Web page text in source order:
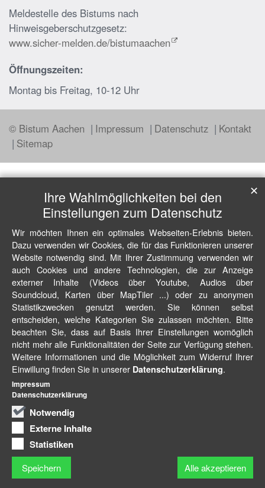
Meldestelle des Bistums nach
Hinweisgeberschutzgesetz:
www.sicher-melden.de/bistumaachen
Öffnungszeiten:
Montag bis Freitag, 10-12 Uhr
© Bistum Aachen Impressum Datenschutz
Kontakt
Sitemap
Ihre Wahlmöglichkeiten bei den
Einstellungen zum Datenschutz
Wir möchten Ihnen ein optimales Webseiten-Erlebnis bieten.
Dazu verwenden wir Cookies, die für das Funktionieren unserer
Website notwendig sind. Mit Ihrer Zustimmung verwenden wir
auch Cookies und andere Technologien, die zur Anzeige
externer Inhalte (Videos über Youtube, Audios über
Soundcloud, Karten über MapTiler ...) oder zu anonymen
Statistikzwecken genutzt werden. Sie können selbst
entscheiden, welche Kategorien Sie zulassen möchten. Bitte
beachten Sie, dass auf Basis Ihrer Einstellungen womöglich
nicht mehr alle Funktionalitäten der Seite zur Verfügung stehen.
Weitere Informationen und die Möglichkeit zum Widerruf Ihrer
Einwillung finden Sie in unserer Datenschutzerklärung.
Notwendig
Externe Inhalte
Statistiken
Speichern Alle akzeptieren
✕
Impressum
Datenschutzerklärung